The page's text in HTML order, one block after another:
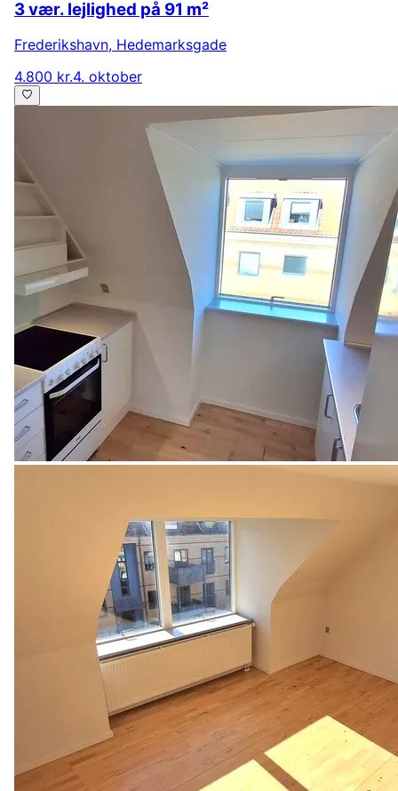
3 vær. lejlighed på 91 m²
Frederikshavn, Hedemarksgade
4.800 kr.4. oktober